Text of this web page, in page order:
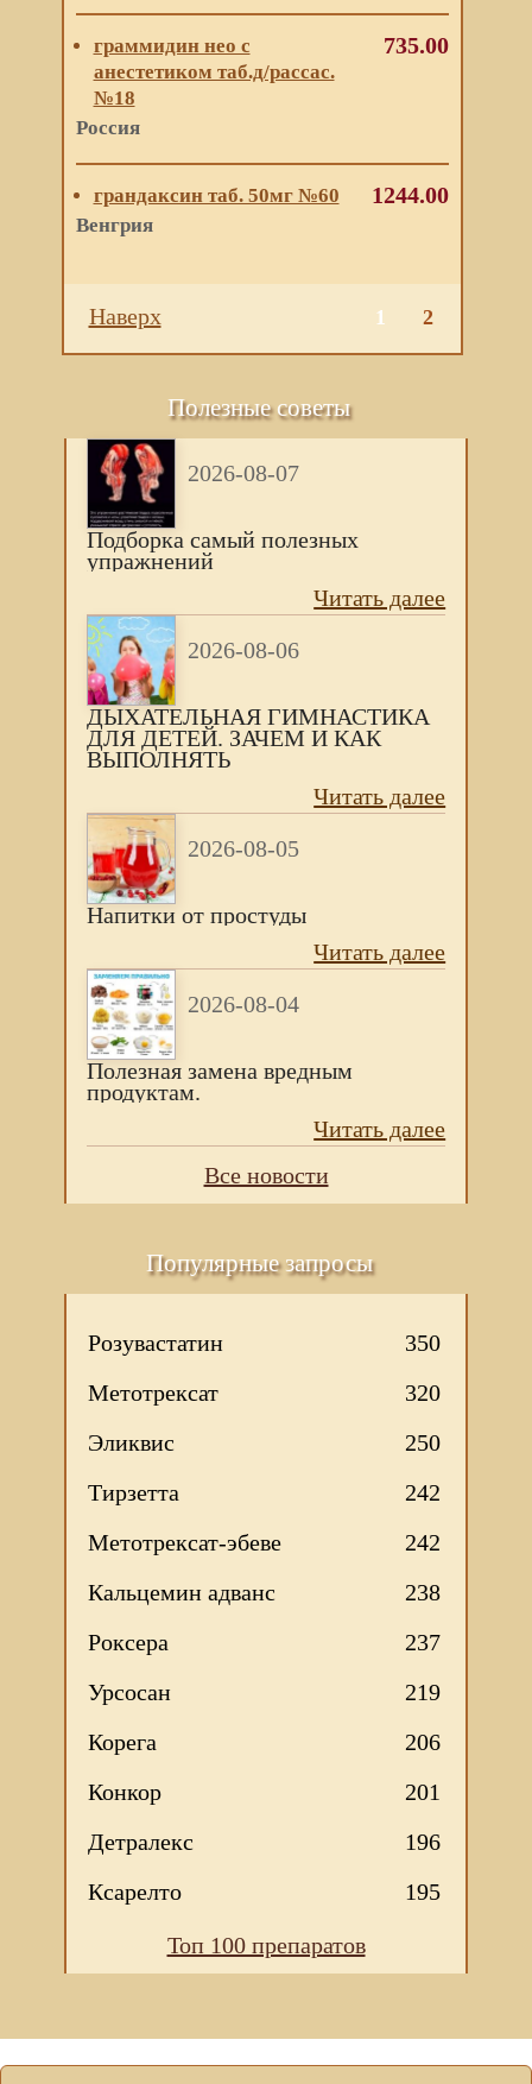
граммидин нео с
анестетиком таб.д/рассас.
№18
Россия
735.00
грандаксин таб. 50мг №60
Венгрия
1244.00
Наверх 1 2
Полезные советы
2026-08-07
Подборка самый полезных
упражнений
Читать далее
2026-08-06
ДЫХАТЕЛЬНАЯ ГИМНАСТИКА
ДЛЯ ДЕТЕЙ. ЗАЧЕМ И КАК
ВЫПОЛНЯТЬ
Читать далее
2026-08-05
Напитки от простуды
Читать далее
2026-08-04
Полезная замена вредным
продуктам.
Читать далее
Все новости
Популярные запросы
Розувастатин
350
Метотрексат
320
Эликвис
250
Тирзетта
242
Метотрексат-эбеве
242
Кальцемин адванс
238
Роксера
237
Урсосан
219
Корега
206
Конкор
201
Детралекс
196
Ксарелто
195
Топ 100 препаратов
обработки персональных данныхнашего сайта.
Нажмите на кнопку «Хорошо», если Вы согласны на